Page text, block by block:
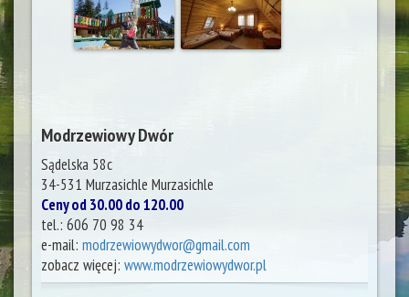
Modrzewiowy Dwór
Sądelska 58c
34-531 Murzasichle Murzasichle
Ceny od 30.00 do 120.00
tel.: 606 70 98 34
e-mail: modrzewiowydwor@gmail.com
zobacz więcej: www.modrzewiowydwor.pl